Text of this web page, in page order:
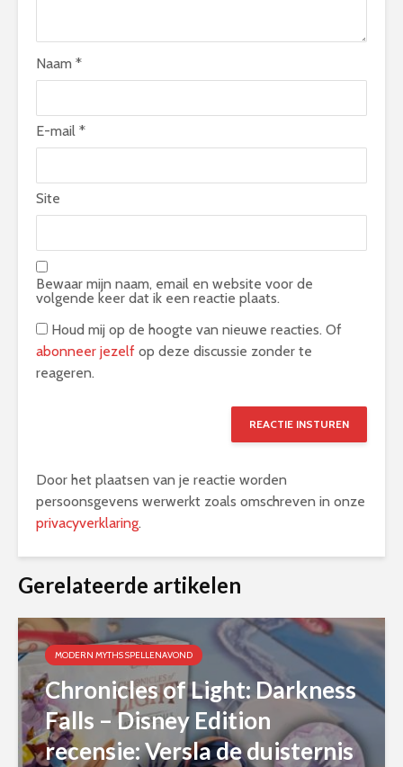
Naam *
E-mail *
Site
Bewaar mijn naam, email en website voor de
volgende keer dat ik een reactie plaats.
Houd mij op de hoogte van nieuwe reacties. Of
abonneer jezelf op deze discussie zonder te
reageren.
Door het plaatsen van je reactie worden
persoonsgevens werwerkt zoals omschreven in onze
privacyverklaring.
Gerelateerde artikelen
MODERN MYTHS SPELLENAVOND
Chronicles of Light: Darkness
Falls – Disney Edition
recensie: Versla de duisternis